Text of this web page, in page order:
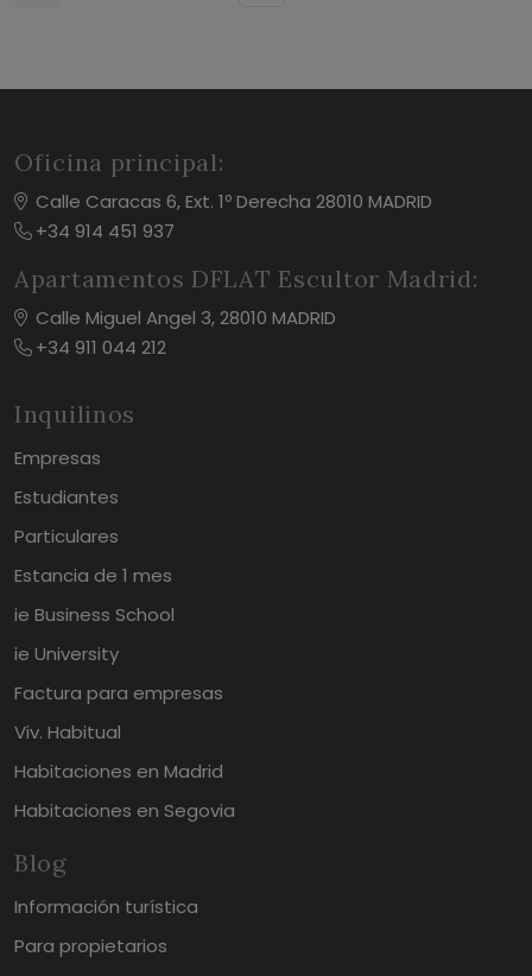
Oficina principal:
Calle Caracas 6, Ext. 1º Derecha 28010 MADRID
+34 914 451 937
Apartamentos DFLAT Escultor Madrid:
Calle Miguel Angel 3, 28010 MADRID
+34 911 044 212
Inquilinos
Empresas
Estudiantes
Particulares
Estancia de 1 mes
ie Business School
ie University
Factura para empresas
Viv. Habitual
Habitaciones en Madrid
Habitaciones en Segovia
Blog
Información turística
Para propietarios